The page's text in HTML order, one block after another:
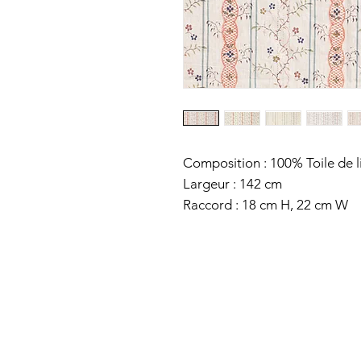
Composition : 100% Toile de
Largeur : 142 cm
Raccord : 18 cm H, 22 cm W